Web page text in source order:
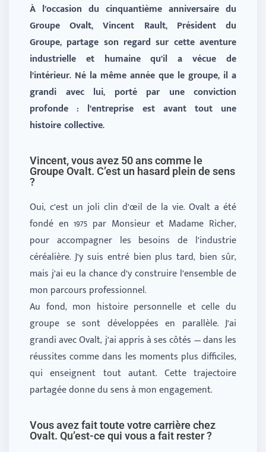
À l’occasion du cinquantième anniversaire du
Groupe Ovalt, Vincent Rault, Président du
Groupe, partage son regard sur cette aventure
industrielle et humaine qu’il a vécue de
l’intérieur. Né la même année que le groupe, il a
grandi avec lui, porté par une conviction
profonde : l’entreprise est avant tout une
histoire collective.
Vincent, vous avez 50 ans comme le
Groupe Ovalt. C’est un hasard plein de sens
?
Oui, c’est un joli clin d’œil de la vie. Ovalt a été
fondé en 1975 par Monsieur et Madame Richer,
pour accompagner les besoins de l’industrie
céréalière. J’y suis entré bien plus tard, bien sûr,
mais j’ai eu la chance d’y construire l’ensemble de
mon parcours professionnel.
Au fond, mon histoire personnelle et celle du
groupe se sont développées en parallèle. J’ai
grandi avec Ovalt, j’ai appris à ses côtés — dans les
réussites comme dans les moments plus difficiles,
qui enseignent tout autant. Cette trajectoire
partagée donne du sens à mon engagement.
Vous avez fait toute votre carrière chez
Ovalt. Qu’est-ce qui vous a fait rester ?